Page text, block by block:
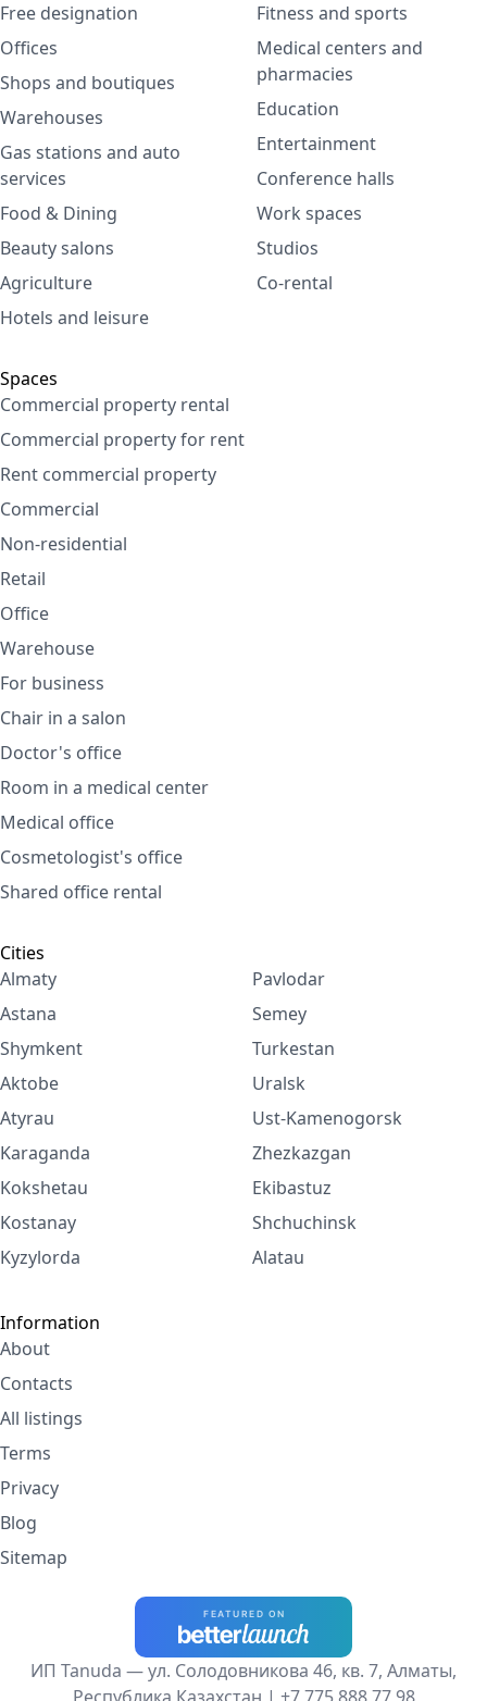
Free designation
Offices
Shops and boutiques
Warehouses
Gas stations and auto
services
Food & Dining
Beauty salons
Agriculture
Hotels and leisure
Fitness and sports
Medical centers and
pharmacies
Education
Entertainment
Conference halls
Work spaces
Studios
Co-rental
Spaces
Commercial property rental
Commercial property for rent
Rent commercial property
Commercial
Non-residential
Retail
Office
Warehouse
For business
Chair in a salon
Doctor's office
Room in a medical center
Medical office
Cosmetologist's office
Shared office rental
Cities
Almaty
Astana
Shymkent
Aktobe
Atyrau
Karaganda
Kokshetau
Kostanay
Kyzylorda
Pavlodar
Semey
Turkestan
Uralsk
Ust-Kamenogorsk
Zhezkazgan
Ekibastuz
Shchuchinsk
Alatau
Information
About
Contacts
All listings
Terms
Privacy
Blog
Sitemap
ИП Tanuda — ул. Солодовникова 46, кв. 7, Алматы,